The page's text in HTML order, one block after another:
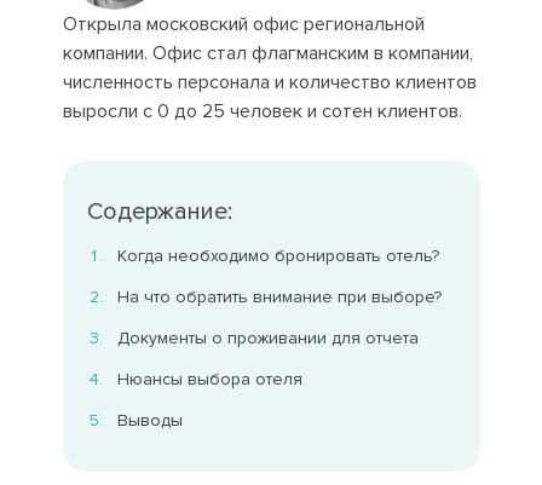
Содержание:
Когда необходимо бронировать отель?
На что обратить внимание при выборе?
Документы о проживании для отчета
Нюансы выбора отеля
Выводы
Открыла московский офис региональной
компании. Офис стал флагманским в компании,
численность персонала и количество клиентов
выросли с 0 до 25 человек и сотен клиентов.